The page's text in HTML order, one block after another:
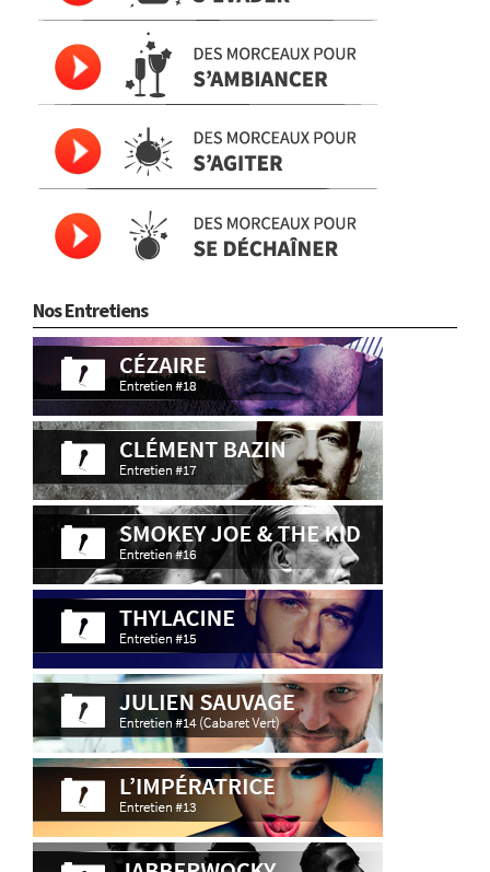
Nos Entretiens